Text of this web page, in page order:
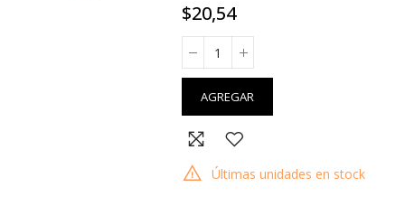
$20,54
AGREGAR
Últimas unidades en stock